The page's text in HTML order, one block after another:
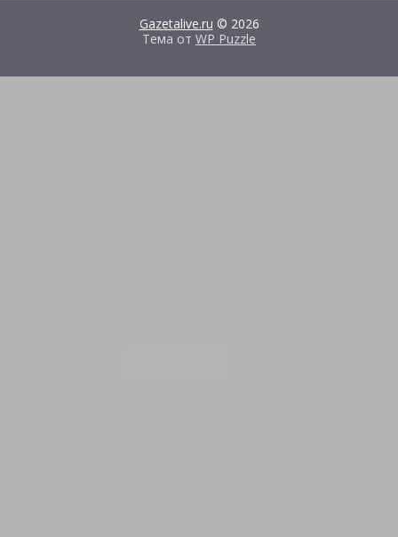
Gazetalive.ru © 2026
Тема от WP Puzzle